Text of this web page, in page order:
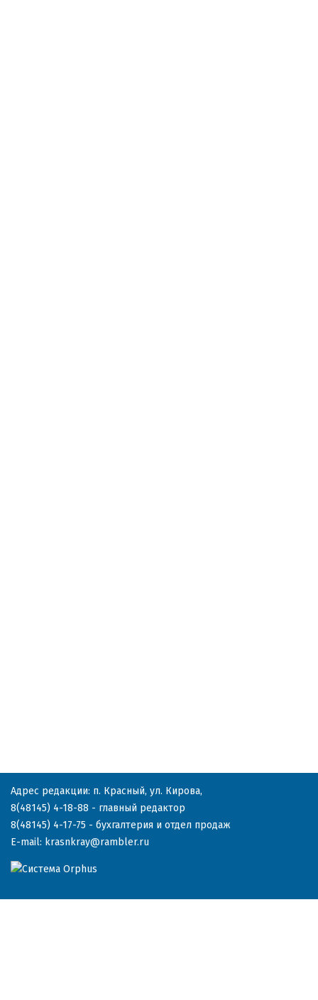
Адрес редакции: п. Красный, ул. Кирова,
8(48145) 4-18-88 - главный редактор
8(48145) 4-17-75 - бухгалтерия и отдел продаж
E-mail: krasnkray@rambler.ru